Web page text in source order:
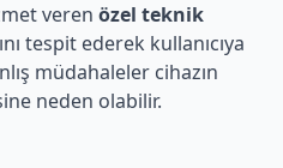
veren özel teknik
tespit ederek kullanıcıya
müdahaleler cihazın
neden olabilir.